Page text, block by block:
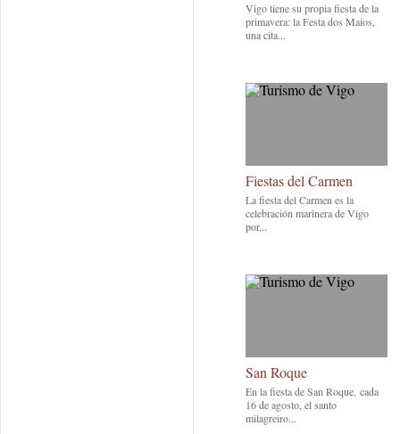
Vigo tiene su propia fiesta de la
primavera: la Festa dos Maios,
una cita...
Fiestas del Carmen
La fiesta del Carmen es la
celebración marinera de Vigo
por...
San Roque
En la fiesta de San Roque, cada
16 de agosto, el santo
milagreiro...